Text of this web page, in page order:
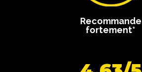
Recommande
fortement*